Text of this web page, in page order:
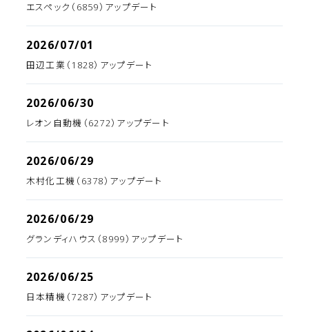
エスペック（6859）アップデート
2026/07/01
田辺工業（1828）アップデート
2026/06/30
レオン自動機（6272）アップデート
2026/06/29
木村化工機（6378）アップデート
2026/06/29
グランディハウス（8999）アップデート
2026/06/25
日本精機（7287）アップデート